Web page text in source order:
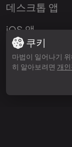
데스크톱 앱
iOS 앱
Android 앱
VST 플러그인
쿠키
마법이 일어나기
히 알아보려면 개